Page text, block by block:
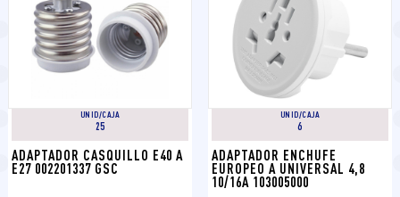
UNID/CAJA
25
ADAPTADOR CASQUILLO E40 A
E27 002201337 GSC
UNID/CAJA
6
ADAPTADOR ENCHUFE
EUROPEO A UNIVERSAL 4,8
10/16A 103005000